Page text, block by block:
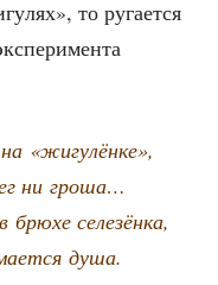
то руга­ет­ся
«жигу­лён­ке»,
ни гроша…
селезёнка,
душа.